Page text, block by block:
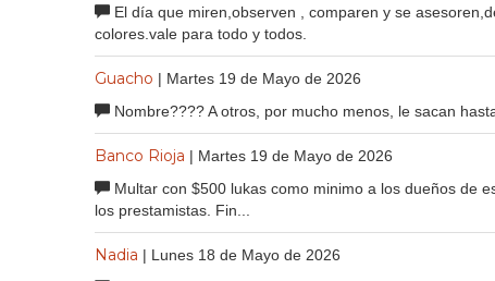
El día que miren,observen , comparen y se
colores.vale para todo y todos.
Guacho | Martes 19 de Mayo de 2026
Nombre???? A otros, por mucho menos, le sacan
Banco Rioja | Martes 19 de Mayo de 2026
Multar con $500 lukas como minimo a los dueños de
los prestamistas. Fin...
Nadia | Lunes 18 de Mayo de 2026